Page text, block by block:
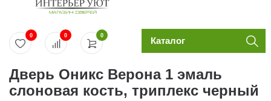
0
0 0 Каталог
Дверь Оникс Верона 1 эмаль
слоновая кость, триплекс черный